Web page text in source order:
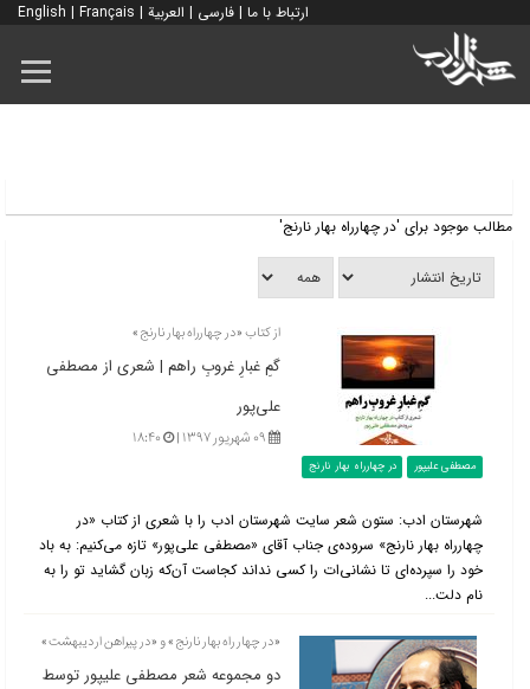
ارتباط با ما | فارسی | العربية |
English | Français
مطالب موجود برای 'در چهارراه بهار نارنج'
از کتاب «در چهارراه بهار نارنج»
گمِ غبارِ غروبِ راهم | شعری از مصطفی
علی‌پور
۰۹ شهریور ۱۳۹۷ | ۱۸:۴۰
مصطفی علیپور در چهارراه بهار نارنج
شهرستان ادب: ستون شعر سایت شهرستان ادب را با شعری از کتاب «در
چهارراه بهار نارنج» سروده‌ی جناب آقای «مصطفی علی‌پور» تازه می‌کنیم: به باد
خود را سپرده‌ای تا نشانی‌ات را کسی نداند کجاست آن‌که زبان گشاید تو را به
نام دلت...
«در چهار راه بهار نارنج» و «در پیراهن اردیبهشت»
دو مجموعه شعر مصطفی علی‎پور توسط